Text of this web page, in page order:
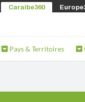
Caraibe360
Pays & Territoires